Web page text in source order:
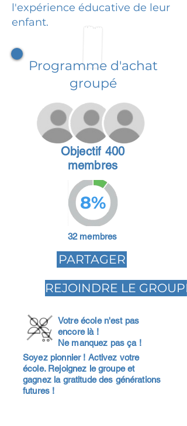
l'expérience éducative de leur
enfant.
Programme d'achat
groupé
Objectif 400
membres
8%
32 membres
PARTAGER
REJOINDRE LE GROUPE
Votre école n'est pas
encore là !
Ne manquez pas ça !
Soyez pionnier ! Activez votre
école. Rejoignez le groupe et
gagnez la gratitude des générations
futures !